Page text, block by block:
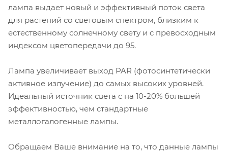
лампа выдает новый и эффективный поток света
для растений со световым спектром, близким к
естественному солнечному свету и с превосходным
индексом цветопередачи до 95.
Лампа увеличивает выход PAR (фотосинтетически
активное излучение) до самых высоких уровней.
Идеальный источник света с на 10-20% большей
эффективностью, чем стандартные
металлогалогенные лампы.
Обращаем Ваше внимание на то, что данные лампы